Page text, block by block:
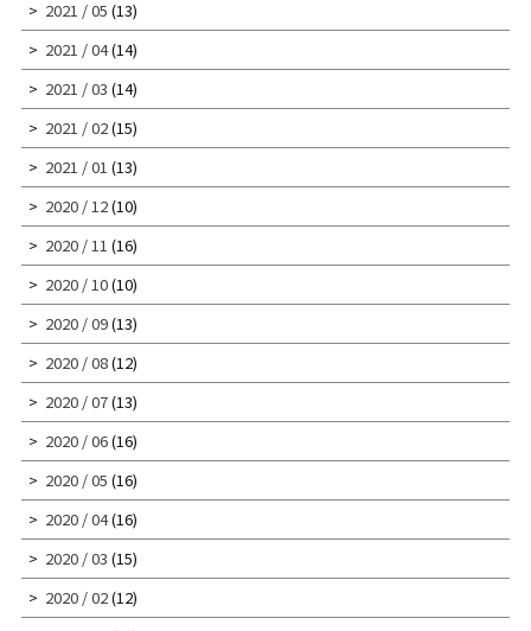
2021 / 05 (13)
2021 / 04(14)
2021 / 03 (14)
2021 / 02(15)
2021 / 01 (13)
2020 / 12(10)
2020 / 11 (16)
2020 / 10(10)
2020 / 09(13)
2020 / 08(12)
2020 / 07(13)
2020 / 06(16)
2020 / 05 (16)
2020 / 04(16)
2020 / 03 (15)
2020 / 02(12)